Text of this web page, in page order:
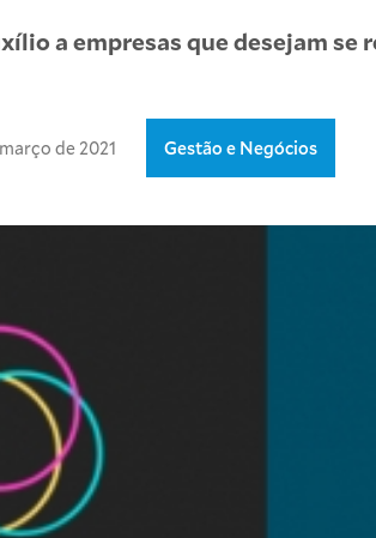
a empresas que desejam se
de 2021 Gestão e Negócios